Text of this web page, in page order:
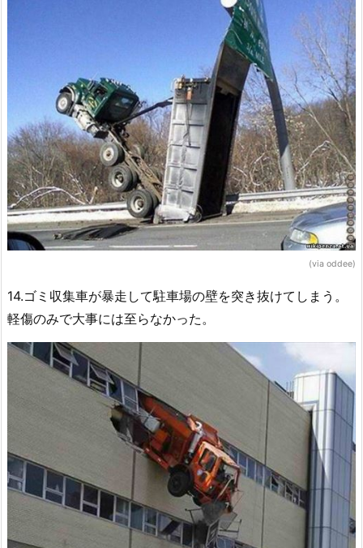
(via oddee)
14.ゴミ収集車が暴走して駐車場の壁を突き抜けてしまう。
軽傷のみで大事には至らなかった。